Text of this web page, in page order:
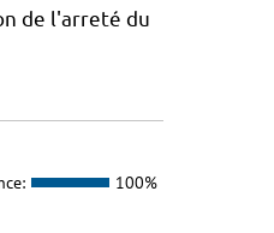
de l'arreté du
100%